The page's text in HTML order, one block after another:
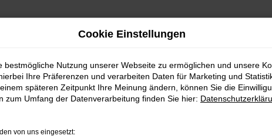
Cookie Einstellungen
bestmögliche Nutzung unserer Webseite zu ermöglichen und unsere
Ihre Präferenzen und verarbeiten Daten für Marketing und
späteren Zeitpunkt Ihre Meinung ändern, können Sie die
zum Umfang der Datenverarbeitung finden Sie hier:
von uns eingesetzt: